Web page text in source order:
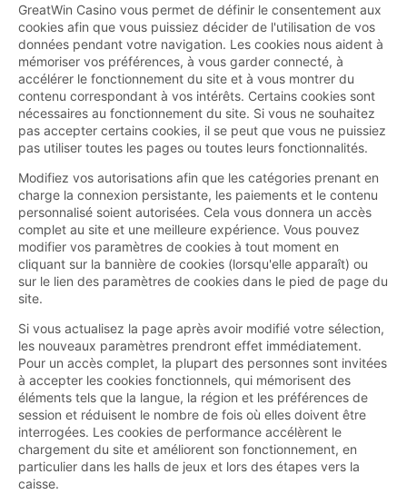
GreatWin Casino vous permet de définir le consentement aux
cookies afin que vous puissiez décider de l'utilisation de vos
données pendant votre navigation. Les cookies nous aident à
mémoriser vos préférences, à vous garder connecté, à
accélérer le fonctionnement du site et à vous montrer du
contenu correspondant à vos intérêts. Certains cookies sont
nécessaires au fonctionnement du site. Si vous ne souhaitez
pas accepter certains cookies, il se peut que vous ne puissiez
pas utiliser toutes les pages ou toutes leurs fonctionnalités.
Modifiez vos autorisations afin que les catégories prenant en
charge la connexion persistante, les paiements et le contenu
personnalisé soient autorisées. Cela vous donnera un accès
complet au site et une meilleure expérience. Vous pouvez
modifier vos paramètres de cookies à tout moment en
cliquant sur la bannière de cookies (lorsqu'elle apparaît) ou
sur le lien des paramètres de cookies dans le pied de page du
site.
Si vous actualisez la page après avoir modifié votre sélection,
les nouveaux paramètres prendront effet immédiatement.
Pour un accès complet, la plupart des personnes sont invitées
à accepter les cookies fonctionnels, qui mémorisent des
éléments tels que la langue, la région et les préférences de
session et réduisent le nombre de fois où elles doivent être
interrogées. Les cookies de performance accélèrent le
chargement du site et améliorent son fonctionnement, en
particulier dans les halls de jeux et lors des étapes vers la
caisse.